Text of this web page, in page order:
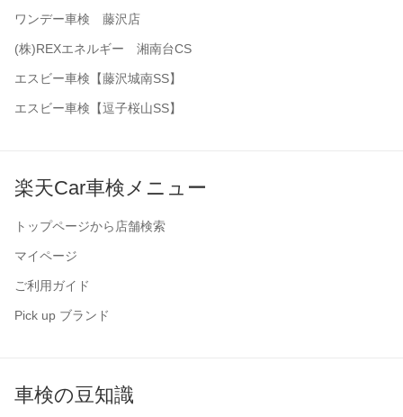
ワンデー車検 藤沢店
(株)REXエネルギー 湘南台CS
エスビー車検【藤沢城南SS】
エスビー車検【逗子桜山SS】
楽天Car車検メニュー
トップページから店舗検索
マイページ
ご利用ガイド
Pick up ブランド
車検の豆知識